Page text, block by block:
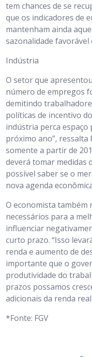
tem chances de se
que os indicadores de
mantenham ainda
sazonalidade favorável
Indústria
O setor que
número de empregos
demitindo
políticas de incentivo
indústria perca espaço
próximo ano”, ressalta
somente a partir de
deverá tomar medidas
possível saber se o
nova agenda
O economista também
necessários para a
influenciar
curto prazo. “Isso
renda e aumento de
importante que o
produtividade do
prazos possamos
adicionais da renda
*Fonte: FGV